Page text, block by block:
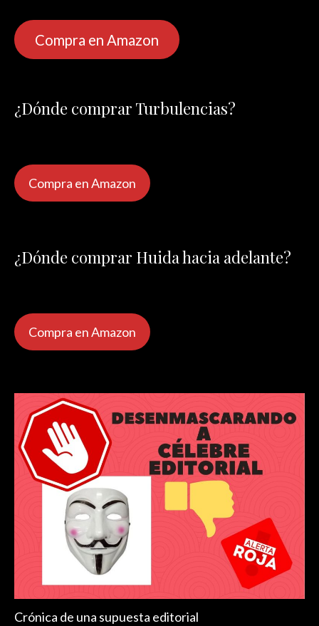
Compra en Amazon
¿Dónde comprar Turbulencias?
Compra en Amazon
¿Dónde comprar Huida hacia adelante?
Compra en Amazon
Crónica de una supuesta editorial